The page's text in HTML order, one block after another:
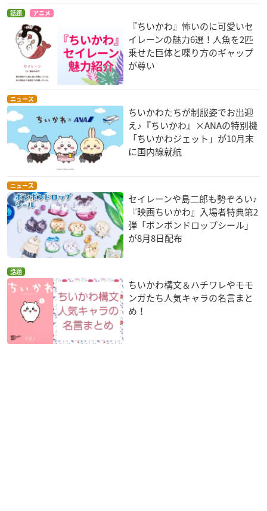
話題 アニメ
『ちいかわ』怖いのに可愛いセ
イレーンの魅力6選！人魚を2匹
乗せた巨体と喋り方のギャップ
が尊い
ニュース
ちいかわたちが制服姿でお出迎
え♪『ちいかわ』×ANAの特別機
「ちいかわジェット」が10月末
に国内線就航
ニュース
セイレーンや島二郎も勢ぞろい♪
『映画ちいかわ』入場者特典第2
弾「ボンボンドロップシール」
が8月8日配布
話題
ちいかわ構文＆ハチワレやモモ
ンガたち人気キャラの名言まと
め！